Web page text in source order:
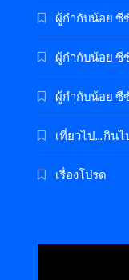
ผู้กำกับน้อย ซี
ผู้กำกับน้อย ซี
ผู้กำกับน้อย ซี
เที่ยวไป…กินไ
เรื่องโปรด